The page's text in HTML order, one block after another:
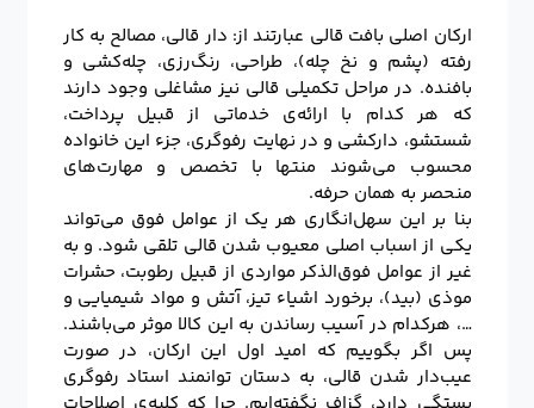
ارکان اصلی بافت قالی عبارتند از: دار قالی، مصالح به کار
رفته (پشم و نخ چله)، طراحی، رنگ‌رزی، چله‌کشی و
بافنده. در مراحل تکمیلی قالی نیز مشاغلی وجود دارند
که هر کدام با ارائه‌ی خدماتی از قبیل پرداخت،
شستشو، دارکشی و در نهایت رفوگری، جزء این خانواده
محسوب می‌شوند منتها با تخصص و مهارت‌های
منحصر به همان حرفه.
بنا بر این سهل‌انگاری هر یک از عوامل فوق می‌تواند
یکی از اسباب اصلی معیوب شدن قالی تلقی شود. و به
غیر از عوامل فوق‌الذکر مواردی از قبیل رطوبت، حشرات
موذی (بید)، برخورد اشیاء تیز، آتش و مواد شیمیایی و
…، هرکدام در آسیب رساندن به این کالا موثر می‌باشند.
پس اگر بگوییم که امید اول این ارکان، در صورت
عیب‌دار شدن قالی، به دستان توانمند استاد رفوگری